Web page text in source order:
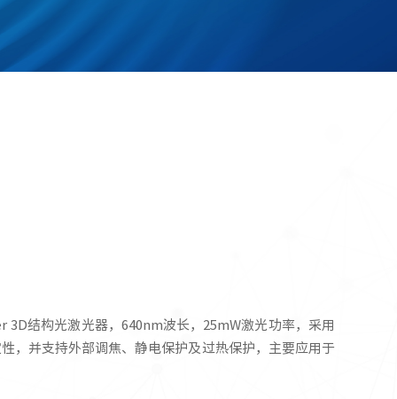
结构光激光器，640nm波长，25mW激光功率，采用
，并支持外部调焦、静电保护及过热保护，主要应用于